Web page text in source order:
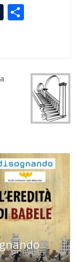
T